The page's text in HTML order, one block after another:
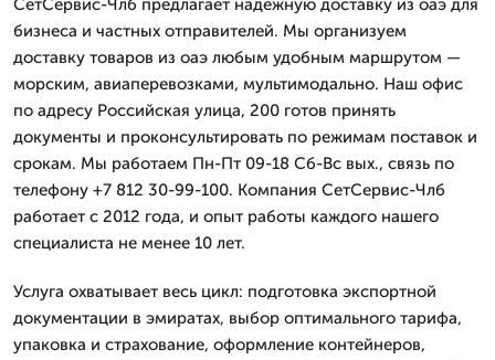
СетСервис-Члб предлагает надежную доставку из оаэ для
бизнеса и частных отправителей. Мы организуем
доставку товаров из оаэ любым удобным маршрутом —
морским, авиаперевозками, мультимодально. Наш офис
по адресу Российская улица, 200 готов принять
документы и проконсультировать по режимам поставок и
срокам. Мы работаем Пн-Пт 09-18 Сб-Вс вых., связь по
телефону +7 812 30-99-100. Компания СетСервис-Члб
работает с 2012 года, и опыт работы каждого нашего
специалиста не менее 10 лет.
Услуга охватывает весь цикл: подготовка экспортной
документации в эмиратах, выбор оптимального тарифа,
упаковка и страхование, оформление контейнеров,